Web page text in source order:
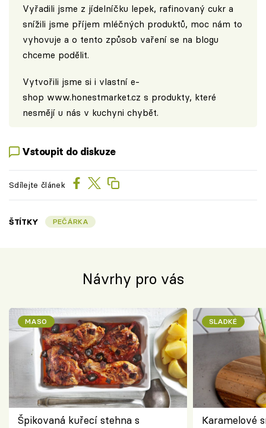
Vyřadili jsme z jídelníčku lepek, rafinovaný cukr a
snížili jsme příjem mléčných produktů, moc nám to
vyhovuje a o tento způsob vaření se na blogu
chceme podělit.
Vytvořili jsme si i vlastní e-
shop www.honestmarket.cz s produkty, které
nesmějí u nás v kuchyni chybět.
Vstoupit do diskuze
Sdílejte článek
ŠTÍTKY PEČÁRKA
Návrhy pro vás
MASO
Špikovaná kuřecí stehna s
SLADKÉ
Karamelové